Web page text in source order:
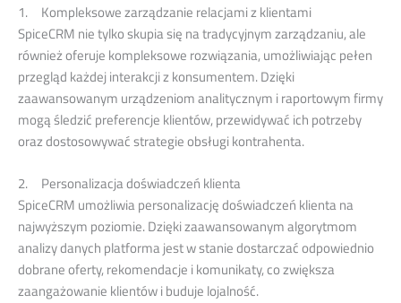
1. Kompleksowe zarządzanie relacjami z klientami
SpiceCRM nie tylko skupia się na tradycyjnym zarządzaniu, ale
również oferuje kompleksowe rozwiązania, umożliwiając pełen
przegląd każdej interakcji z konsumentem. Dzięki
zaawansowanym urządzeniom analitycznym i raportowym firmy
mogą śledzić preferencje klientów, przewidywać ich potrzeby
oraz dostosowywać strategie obsługi kontrahenta.
2. Personalizacja doświadczeń klienta
SpiceCRM umożliwia personalizację doświadczeń klienta na
najwyższym poziomie. Dzięki zaawansowanym algorytmom
analizy danych platforma jest w stanie dostarczać odpowiednio
dobrane oferty, rekomendacje i komunikaty, co zwiększa
zaangażowanie klientów i buduje lojalność.